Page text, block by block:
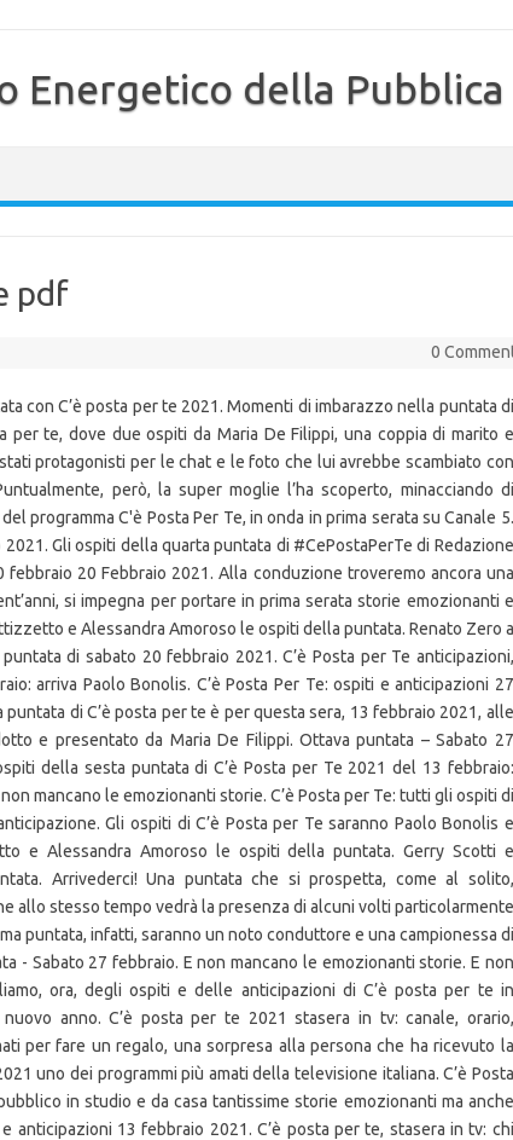
Energetico della
pdf
0
con C’è posta per te 2021. Momenti di imbarazzo nella puntata di
per te, dove due ospiti da Maria De Filippi, una coppia di marito e
protagonisti per le chat e le foto che lui avrebbe scambiato con
però, la super moglie l’ha scoperto, minacciando di
programma C'è Posta Per Te, in onda in prima serata su Canale 5.
Gli ospiti della quarta puntata di #CePostaPerTe di Redazione
febbraio 20 Febbraio 2021. Alla conduzione troveremo ancora una
si impegna per portare in prima serata storie emozionanti e
e Alessandra Amoroso le ospiti della puntata. Renato Zero a
di sabato 20 febbraio 2021. C’è Posta per Te anticipazioni,
arriva Paolo Bonolis. C’è Posta Per Te: ospiti e anticipazioni 27
puntata di C’è posta per te è per questa sera, 13 febbraio 2021, alle
e presentato da Maria De Filippi. Ottava puntata – Sabato 27
della sesta puntata di C’è Posta per Te 2021 del 13 febbraio:
mancano le emozionanti storie. C’è Posta per Te: tutti gli ospiti di
Gli ospiti di C’è Posta per Te saranno Paolo Bonolis e
e Alessandra Amoroso le ospiti della puntata. Gerry Scotti e
Arrivederci! Una puntata che si prospetta, come al solito,
allo stesso tempo vedrà la presenza di alcuni volti particolarmente
puntata, infatti, saranno un noto conduttore e una campionessa di
- Sabato 27 febbraio. E non mancano le emozionanti storie. E non
ora, degli ospiti e delle anticipazioni di C’è posta per te in
anno. C’è posta per te 2021 stasera in tv: canale, orario,
per fare un regalo, una sorpresa alla persona che ha ricevuto la
uno dei programmi più amati della televisione italiana. C’è Posta
in studio e da casa tantissime storie emozionanti ma anche
anticipazioni 13 febbraio 2021. C’è posta per te, stasera in tv: chi